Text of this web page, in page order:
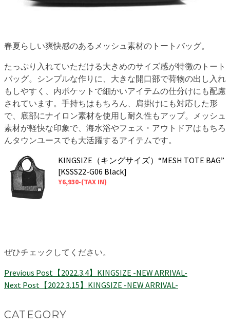
春夏らしい爽快感のあるメッシュ素材のトートバッグ。
たっぷり入れていただける大きめのサイズ感が特徴のトート
バッグ。シンプルな作りに、大きな開口部で荷物の出し入れ
もしやすく、内ポケットで細かいアイテムの仕分けにも配慮
されています。手持ちはもちろん、肩掛けにも対応した形
で、底部にナイロン素材を使用し耐久性もアップ。メッシュ
素材が軽快な印象で、海水浴やフェス・アウトドアはもちろ
んタウンユースでも大活躍するアイテムです。
KINGSIZE（キングサイズ）“MESH TOTE BAG”
[KSSS22-G06 Black]
¥6,930-(TAX IN)
ぜひチェックしてください。
Previous Post 【2022.3.4】KINGSIZE -NEW ARRIVAL-
Next Post 【2022.3.15】KINGSIZE -NEW ARRIVAL-
CATEGORY